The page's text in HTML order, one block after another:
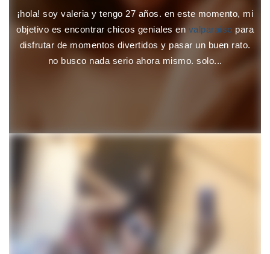
¡hola! soy valeria y tengo 27 años. en este momento, mi
objetivo es encontrar chicos geniales en valparaíso para
disfrutar de momentos divertidos y pasar un buen rato.
no busco nada serio ahora mismo. solo...